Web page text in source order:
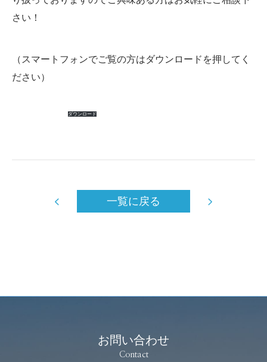
さい！
（スマートフォンでご覧の方はダウンロードを押してく
ださい）
ダウンロード
一覧に戻る
お問い合わせ
Contact